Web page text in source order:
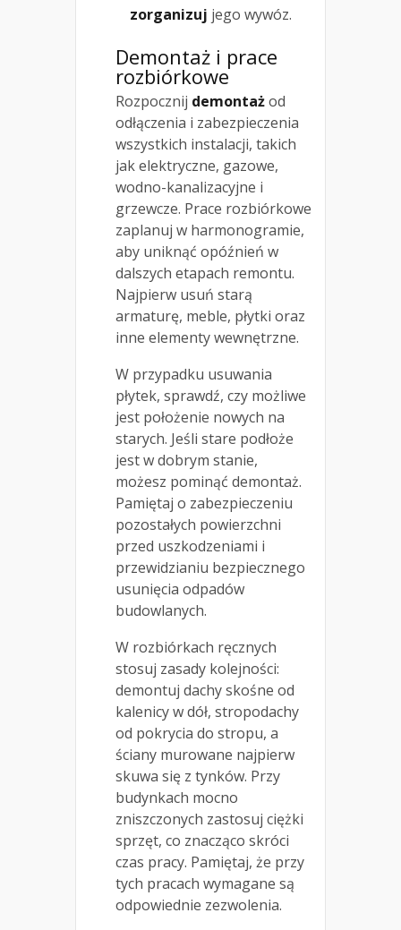
zorganizuj jego wywóz.
Demontaż i prace
rozbiórkowe
Rozpocznij demontażod
odłączenia i zabezpieczenia
wszystkich instalacji, takich
jak elektryczne, gazowe,
wodno-kanalizacyjne i
grzewcze. Prace rozbiórkowe
zaplanuj w harmonogramie,
aby uniknąć opóźnień w
dalszych etapach remontu.
Najpierw usuń starą
armaturę, meble, płytki oraz
inne elementy wewnętrzne.
W przypadku usuwania
płytek, sprawdź, czy możliwe
jest położenie nowych na
starych. Jeśli stare podłoże
jest w dobrym stanie,
możesz pominąć demontaż.
Pamiętaj o zabezpieczeniu
pozostałych powierzchni
przed uszkodzeniami i
przewidzianiu bezpiecznego
usunięcia odpadów
budowlanych.
W rozbiórkach ręcznych
stosuj zasady kolejności:
demontuj dachy skośne od
kalenicy w dół, stropodachy
od pokrycia do stropu, a
ściany murowane najpierw
skuwa się z tynków. Przy
budynkach mocno
zniszczonych zastosuj ciężki
sprzęt, co znacząco skróci
czas pracy. Pamiętaj, że przy
tych pracach wymagane są
odpowiednie zezwolenia.